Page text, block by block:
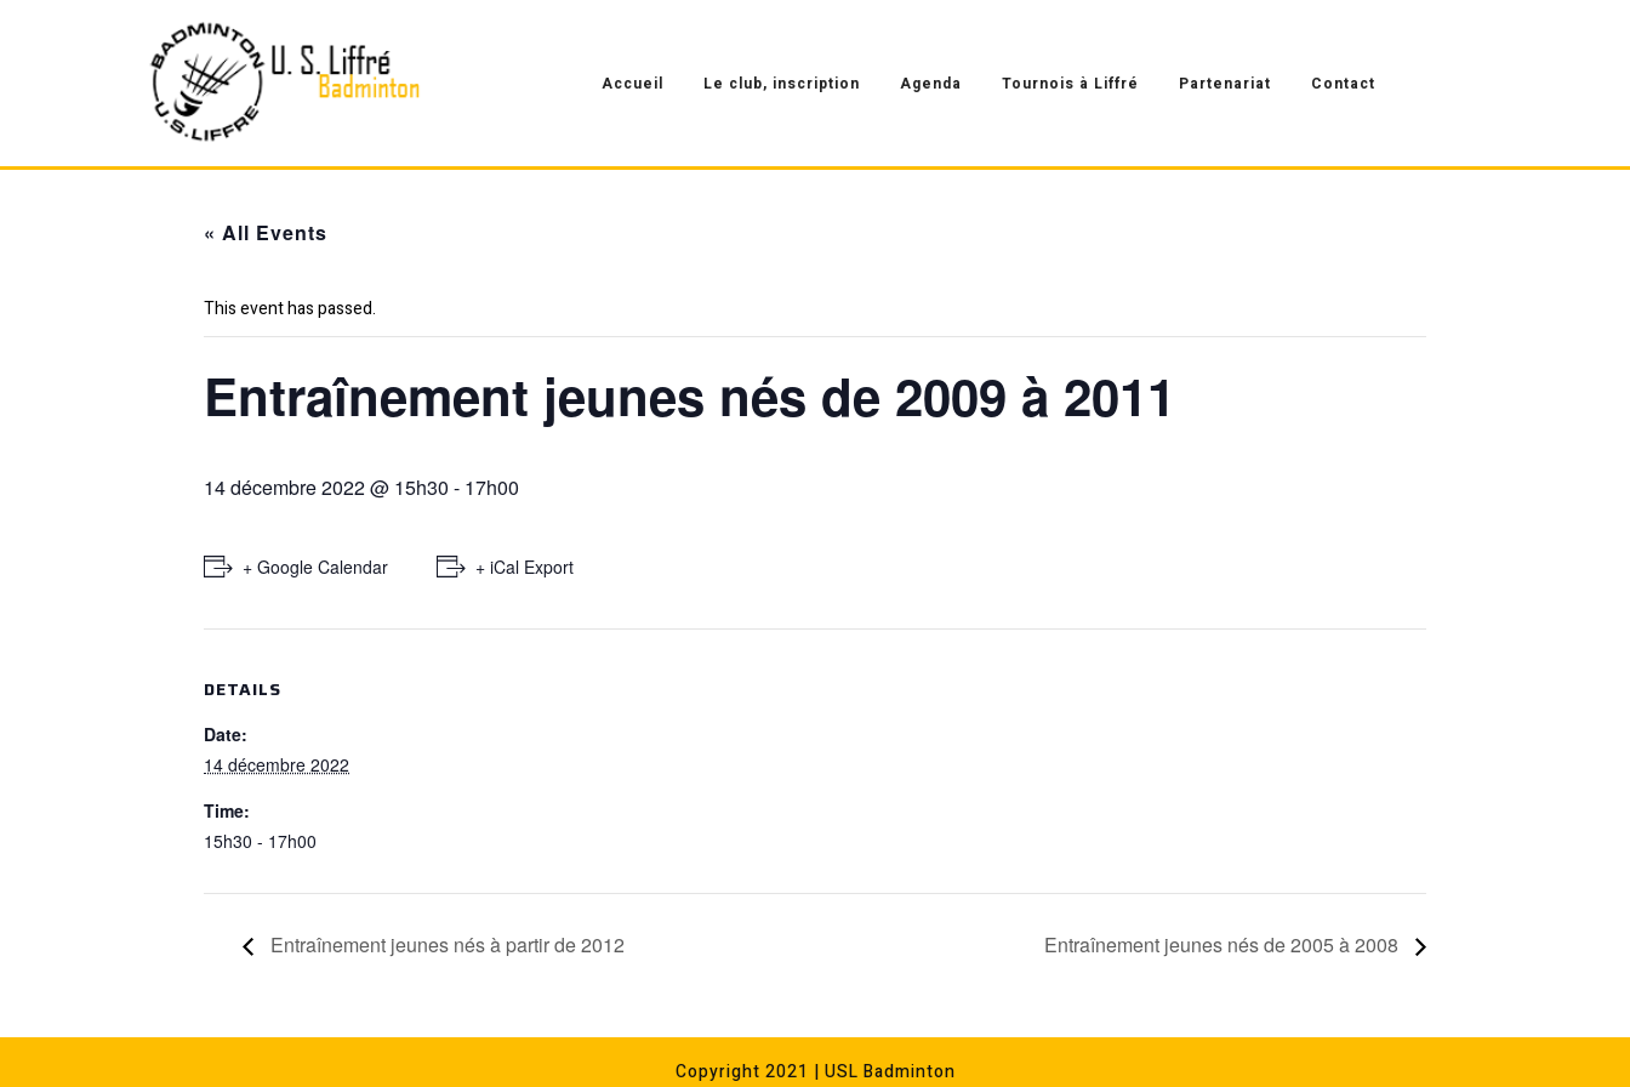
Accueil Le club, inscription Agenda Tournois à Liffré Partenariat Contact
« All Events
This event has passed.
Entraînement jeunes nés de 2009 à 2011
14 décembre 2022 @ 15h30 - 17h00
+ Google Calendar + iCal Export
DETAILS
Date:
14 décembre 2022
Time:
15h30 - 17h00
Entraînement jeunes nés à partir de 2012 Entraînement jeunes nés de 2005 à 2008
Copyright 2021 | USL Badminton